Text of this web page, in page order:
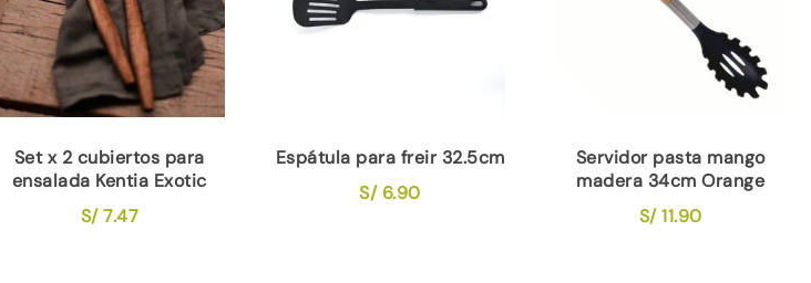
Set x 2 cubiertos para
ensalada Kentia Exotic
S/7.47
Espátula para freir 32.5cm
S/6.90
Servidor pasta mango
madera 34cm Orange
S/11.90